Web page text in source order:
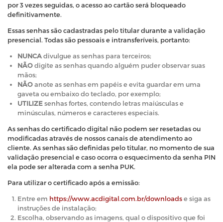
por 3 vezes seguidas, o acesso ao cartão será bloqueado
definitivamente.
Essas senhas são cadastradas pelo titular durante a validação
presencial. Todas são pessoais e intransferíveis, portanto:
NUNCAdivulgue as senhas para terceiros;
NÃOdigite as senhas quando alguém puder observar suas
mãos;
NÃOanote as senhas em papéis e evita guardar em uma
gaveta ou embaixo do teclado, por exemplo;
UTILIZEsenhas fortes, contendo letras maiúsculas e
minúsculas, números e caracteres especiais.
As senhas do certificado digital não podem ser resetadas ou
modificadas através de nossos canais de atendimento ao
cliente. As senhas são definidas pelo titular, no momento de sua
validação presencial e caso ocorra o esquecimento da senha PIN
ela pode ser alterada com a senha PUK.
Para utilizar o certificado após a emissão:
Entre em https://www.acdigital.com.br/downloadse siga as
instruções de instalação;
Escolha, observando as imagens, qual o dispositivo que foi